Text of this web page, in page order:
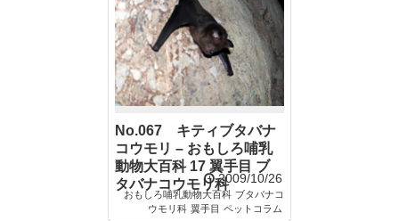
No.067 キティブタバナ
コウモリ – おもしろ哺乳
動物大百科 17 翼手目 ブ
タバナコウモリ科2009/10/26
おもしろ哺乳動物大百科 ブタバナコ
ウモリ科 翼手目 ペットコラム